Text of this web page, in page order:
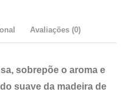
Avaliações (0)
sobrepõe o aroma e
suave da madeira de